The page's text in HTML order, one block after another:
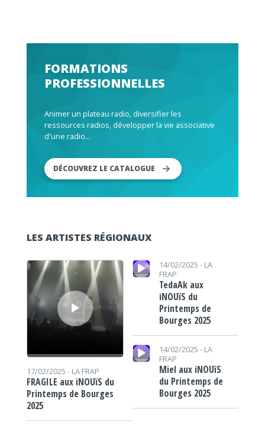
FORMATIONS
PROFESSIONNELLES
Animer un plateau radio, diversifier les
ressources radios, développer la vie associative
d'une radio...
DÉCOUVREZ LE CATALOGUE
LES ARTISTES RÉGIONAUX
Lecteur audio
17/02/2025 - LA FRAP
FRAGILE aux iNOUïS du
Printemps de Bourges
2025
Lecteur audio 14/02/2025 - LA
FRAP
TedaAk aux
iNOUïS du
Printemps de
Bourges 2025
Lecteur audio
14/02/2025 - LA
FRAP
Miel aux iNOUïS
du Printemps de
Bourges 2025